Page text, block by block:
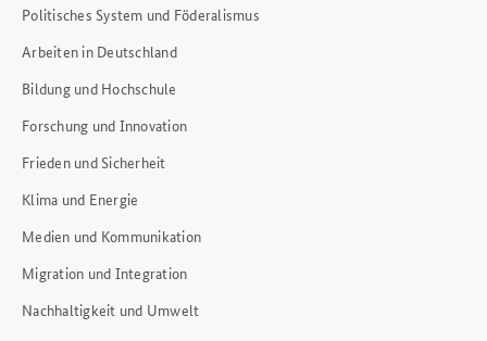
Politisches System und Föderalismus
Arbeiten in Deutschland
Bildung und Hochschule
Forschung und Innovation
Frieden und Sicherheit
Klima und Energie
Medien und Kommunikation
Migration und Integration
Nachhaltigkeit und Umwelt